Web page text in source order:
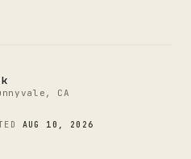
CA
AUG 10, 2026